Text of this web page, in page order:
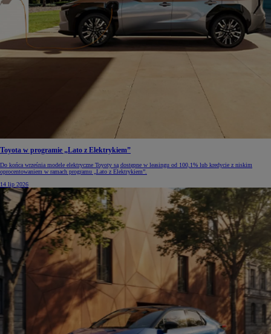
Toyota w programie „Lato z Elektrykiem”
Do końca września modele elektryczne Toyoty są dostępne w leasingu od 100,1% lub kredycie z niskim
oprocentowaniem w ramach programu „Lato z Elektrykiem”.
14 lip 2026